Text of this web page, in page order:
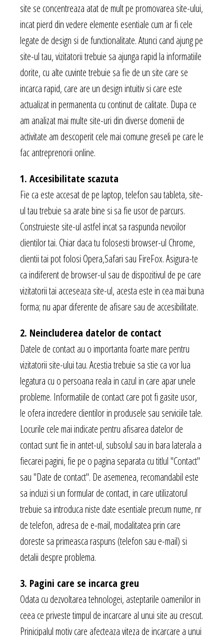
site se concentreaza atat de mult pe promovarea site-ului,
incat pierd din vedere elemente esentiale cum ar fi cele
legate de design si de functionalitate. Atunci cand ajung pe
site-ul tau, vizitatorii trebuie sa ajunga rapid la informatiile
dorite, cu alte cuvinte trebuie sa fie de un site care se
incarca rapid, care are un design intuitiv si care este
actualizat in permanenta cu continut de calitate. Dupa ce
am analizat mai multe site-uri din diverse domenii de
activitate am descoperit cele mai comune greseli pe care le
fac antreprenorii online.
1. Accesibilitate scazuta
Fie ca este accesat de pe laptop, telefon sau tableta, site-
ul tau trebuie sa arate bine si sa fie usor de parcurs.
Construieste site-ul astfel incat sa raspunda nevoilor
clientilor tai. Chiar daca tu folosesti browser-ul Chrome,
clientii tai pot folosi Opera,Safari sau FireFox. Asigura-te
ca indiferent de browser-ul sau de dispozitivul de pe care
vizitatorii tai acceseaza site-ul, acesta este in cea mai buna
forma; nu apar diferente de afisare sau de accesibilitate.
2. Neincluderea datelor de contact
Datele de contact au o importanta foarte mare pentru
vizitatorii site-ului tau. Acestia trebuie sa stie ca vor lua
legatura cu o persoana reala in cazul in care apar unele
probleme. Informatiile de contact care pot fi gasite usor,
le ofera incredere clientilor in produsele sau serviciile tale.
Locurile cele mai indicate pentru afisarea datelor de
contact sunt fie in antet-ul, subsolul sau in bara laterala a
fiecarei pagini, fie pe o pagina separata cu titlul "Contact"
sau "Date de contact". De asemenea, recomandabil este
sa incluzi si un formular de contact, in care utilizatorul
trebuie sa introduca niste date esentiale precum nume, nr
de telefon, adresa de e-mail, modalitatea prin care
doreste sa primeasca raspuns (telefon sau e-mail) si
detalii despre problema.
3. Pagini care se incarca greu
Odata cu dezvoltarea tehnologei, asteptarile oamenilor in
ceea ce priveste timpul de incarcare al unui site au crescut.
Prinicipalul motiv care afecteaza viteza de incarcare a unui